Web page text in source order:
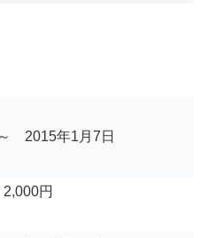
2015年1月7日
円